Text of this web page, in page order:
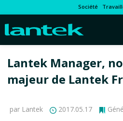
Société
Lantek Manager,
majeur de Lantek
par Lantek 2017.05.17